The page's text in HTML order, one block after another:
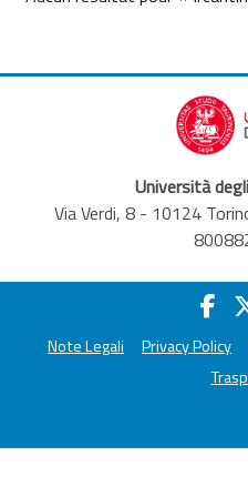
Università
Via Verdi, 8 - 10124
Note Legali Privacy Policy